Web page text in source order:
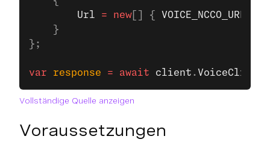
        Url
= new[] { VOICE_NCCO_URL
    }
};
var response = await client . VoiceClient
Vollständige Quelle anzeigen
Voraussetzungen